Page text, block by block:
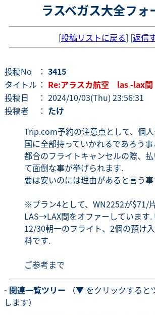
ラスベガス大全フォ
[投稿リストに戻る] [返信
投稿No ： 3415
タイトル ： Re:アラスカ航空 las -lax間
投稿日
： 2024/10/03(Thu) 23:56:31
投稿者
： たけ
Trip.com予約の注意点として、個
国に全部持っていかれるであろう
都合のフライトキャンセルの際、
て面倒な事が挙げられます.
要は安いのには理由があると言う
※プラン4として、WN2252が$71/
LAS→LAX間をオファーしています.
12/30朝一のフライト、2個の預け
料です.
ご参考まで
- 関連一覧ツリー （▼ をクリックすると
します）